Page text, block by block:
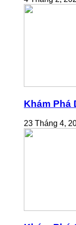
Khám Phá
23 Tháng 4,